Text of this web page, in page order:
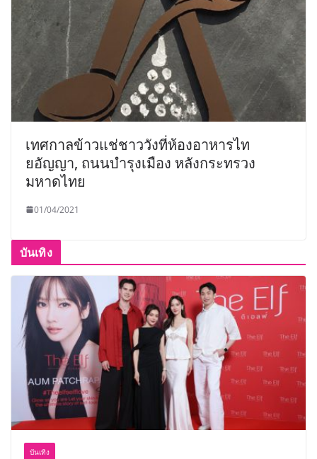
เทศกาลข้าวแช่ชาววังที่ห้องอาหารไท
ยอัญญา, ถนนบำรุงเมือง หลังกระทรวง
มหาดไทย
01/04/2021
บันเทิง
บันเทิง